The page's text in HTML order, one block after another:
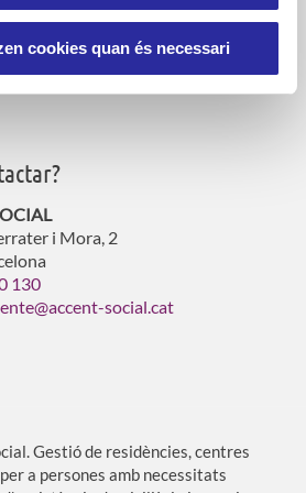
cookies quan és necessari
domiciliària
amb serveis
vulnerables
i Mora, 2
130
social.cat
Gestió de residències, centres
a persones amb necessitats